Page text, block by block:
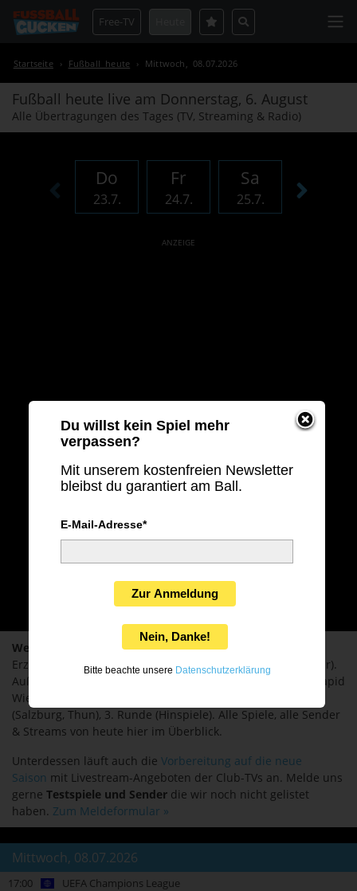
Free-TV
Startseite › Fußball heute › Mittwoch, 08.07.2026
Fußball heute live am Donnerstag, 6. August
Alle Übertragungen des Tages (TV, Streaming & Radio)
Do
23.7.
Fr
24.7.
Sa
25.7.
Welche Spiele laufen heute live? Regionalliga Nordost
Erzgebirge Aue gegen BFC Dynamo (Stream & Audio, 19 Uhr).
Außerdem: Qualifikation zur
(Vaduz, Rapid
Wien, St. Gallen, Austria Wien, Lugano) und
(Salzburg, Thun), 3. Runde (Hinspiele). Alle Spiele, alle Sender
& Streams von heute hier im Überblick.
Unterdessen läuft auch die Vorbereitung auf die neue
Saison mit Livestream-Angeboten der Club-TVs an. Melde uns
gerne Testspiele und Sender die wir noch nicht gelistet
haben. Zum Meldeformular »
ANZEIGE
Mittwoch, 08.07.2026
17:00 UEFA Champions League
Du willst kein Spiel mehr
verpassen?
Mit unserem kostenfreien Newsletter
bleibst du garantiert am Ball.
E-Mail-Adresse*
Zur Anmeldung
Nein, Danke!
Bitte beachte unsere Datenschutzerklärung